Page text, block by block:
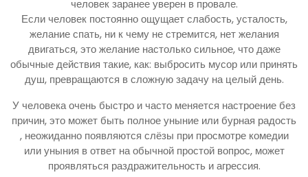
человек заранее уверен в провале.
Если человек постоянно ощущает слабость, усталость,
желание спать, ни к чему не стремится, нет желания
двигаться, это желание настолько сильное, что даже
обычные действия такие, как: выбросить мусор или принять
душ, превращаются в сложную задачу на целый день.
У человека очень быстро и часто меняется настроение без
причин, это может быть полное уныние или бурная радость
, неожиданно появляются слёзы при просмотре комедии
или уныния в ответ на обычной простой вопрос, может
проявляться раздражительность и агрессия.